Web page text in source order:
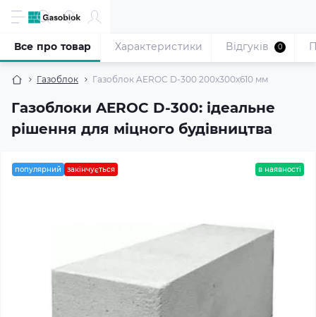
Газоблок Газоблок AEROC D-300 200x300x610 мм
Газоблоки AEROC D-300: ідеальне
рішення для міцного будівництва
Все про товар Характеристики Відгуків 0
популярний закінчується в наявності